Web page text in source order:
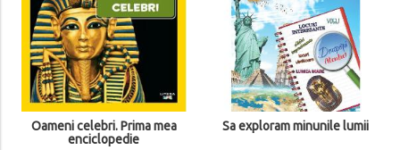
Oameni celebri. Prima mea
enciclopedie
Sa exploram minunile lumii